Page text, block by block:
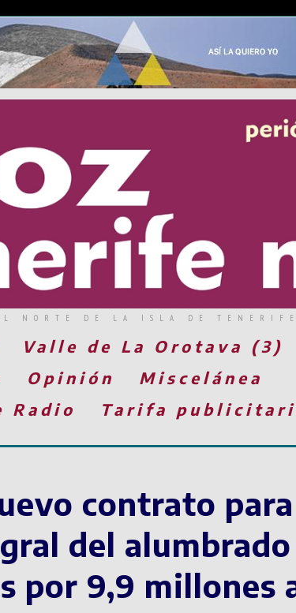
NORTE DE LA ISLA DE
Valle de La Orotava (3)
Opinión
Miscelánea
Radio
Tarifa
contrato
del alumbrado
por 9,9 millones